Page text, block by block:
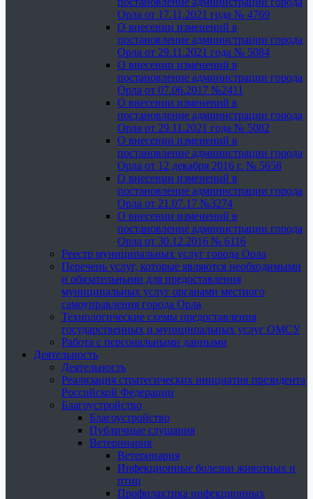
Орла от 17.11.2021 года № 4769
О внесении изменений в
постановление администрации города
Орла от 29.11.2021 года № 5084
О внесении изменений в
постановление администрации города
Орла от 07.06.2017 №2411
О внесении изменений в
постановление администрации города
Орла от 29.11.2021 года № 5082
О внесении изменений в
постановление администрации города
Орла от 12 декабря 2016 г. № 5658
О внесении изменений в
постановление администрации города
Орла от 21.07.17 №3274
О внесении изменений в
постановление администрации города
Орла от 30.12.2016 № 6116
Реестр муниципальных услуг города Орла
Перечень услуг, которые являются необходимыми
и обязательными для предоставления
муниципальных услуг органами местного
самоуправления города Орла
Технологические схемы предоставления
государственных и муниципальных услуг ОМСУ
Работа с персональными данными
Деятельность
Деятельность
Реализация стратегических инициатив президента
Российской Федерации
Благоустройство
Благоустройство
Публичные слушания
Ветеринария
Ветеринария
Инфекционные болезни животных и
птиц
Профилактика инфекционных